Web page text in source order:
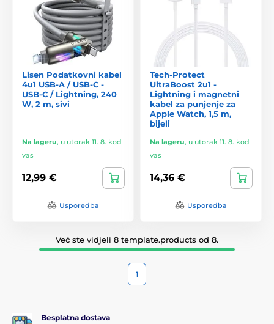
Lisen Podatkovni kabel
4u1 USB-A / USB-C -
USB-C / Lightning, 240
W, 2 m, sivi
Na lageru, u utorak 11. 8. kod
vas
12,99 €
Usporedba
Tech-Protect
UltraBoost 2u1 -
Lightning i magnetni
kabel za punjenje za
Apple Watch, 1,5 m,
bijeli
Na lageru, u utorak 11. 8. kod
vas
14,36 €
Usporedba
Već ste vidjeli 8 template.products od 8.
1
Besplatna dostava